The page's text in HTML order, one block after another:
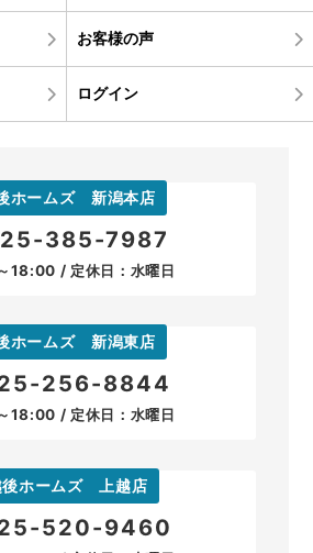
お客様の声
ログイン
ホームズ 新潟本店
385-7987
18:00 / 定休日：水曜日
ホームズ 新潟東店
256-8844
18:00 / 定休日：水曜日
後ホームズ 上越店
520-9460